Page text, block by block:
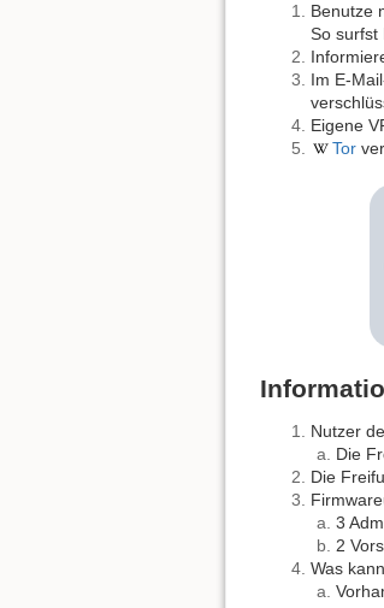
Benutze
So surfst
Im E-
Eigene
Tor
Nutzer
Die
Die
3
2
Was